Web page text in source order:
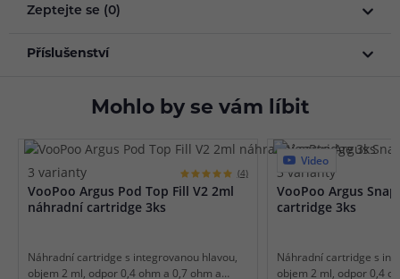
Zeptejte se (0)
Příslušenství
Mohlo by se vám líbit
3 varianty (4)
VooPoo Argus Pod Top Fill V2 2ml
náhradní cartridge 3ks
Náhradní cartridge s integrovanou hlavou,
objem 2 ml, odpor 0,4 ohm a 0,7 ohm a
Video
3 varianty
VooPoo Argus
cartridge 3ks
Náhradní cartridge s
objem 2 ml, odpor 0,4